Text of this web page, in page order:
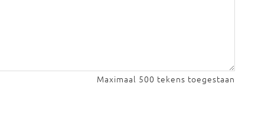
Maximaal 500 tekens toegestaan